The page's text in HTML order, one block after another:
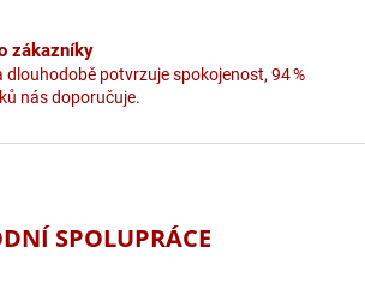
u
zákazníky
dlouhodobě potvrzuje spokojenost, 94 %
nás doporučuje.
SPOLUPRÁCE